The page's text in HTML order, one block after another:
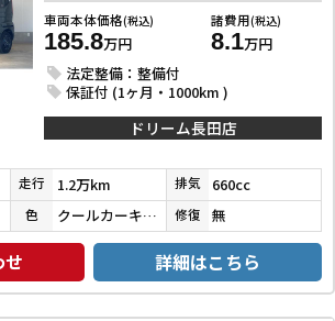
車両本体価格(税込)
185.8万円
諸費用(税込)
8.1万円
法定整備：整備付
保証付 (1ヶ月・1000km )
ドリーム長田店
走行 1.2万km 排気 660cc
色 クールカーキパールメタリック／ガンメタリック 修復 無
せ 詳細はこちら